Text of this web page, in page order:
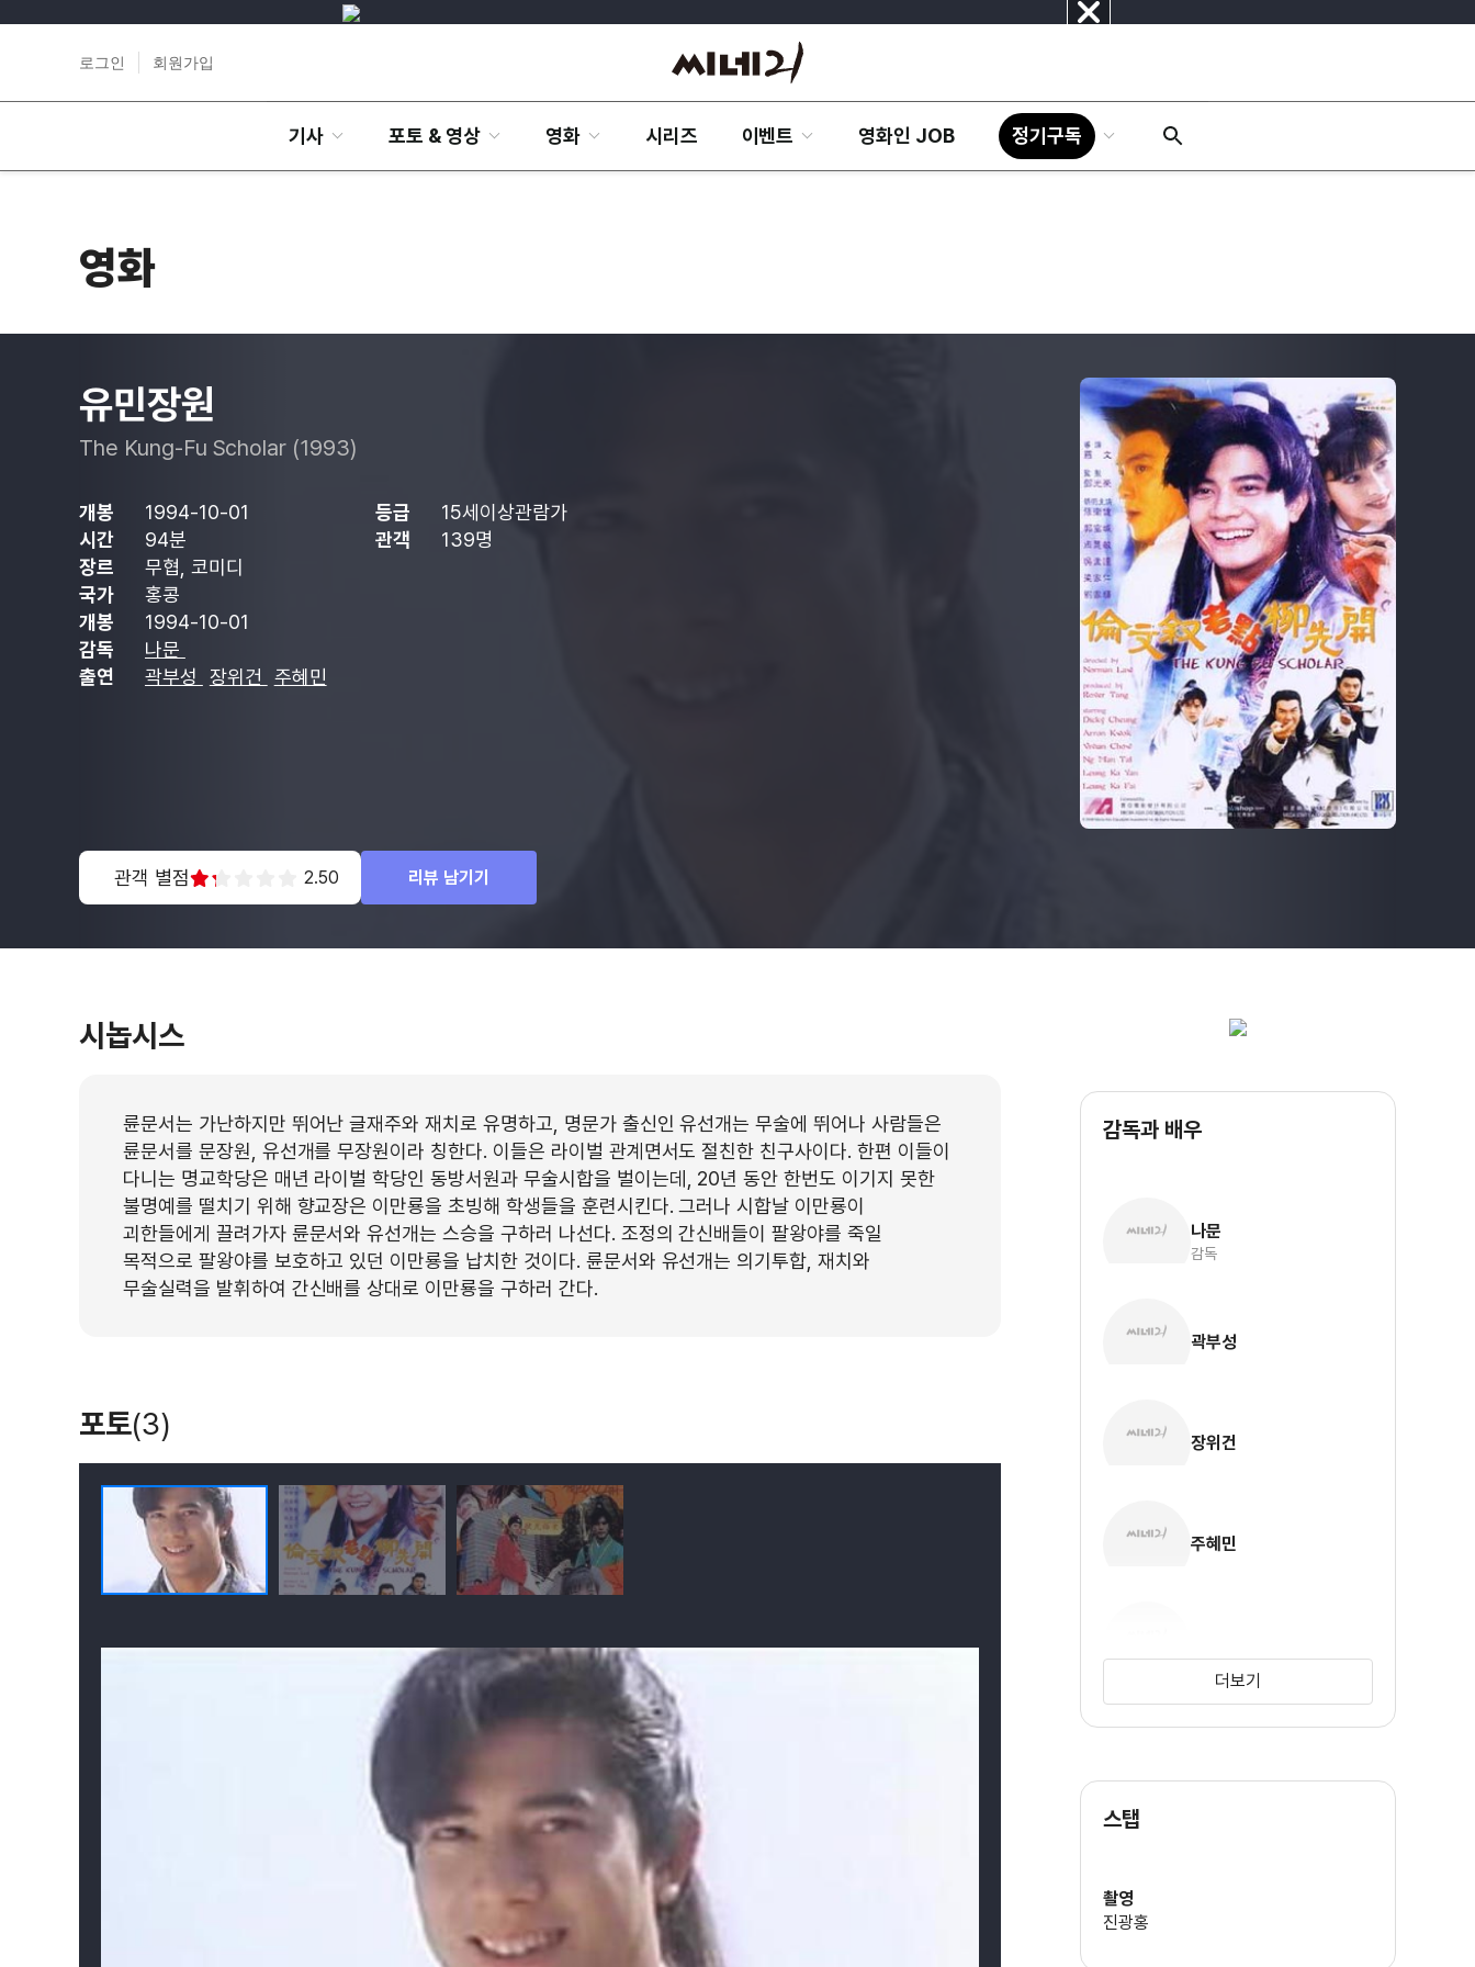
닫
로그인 회원가입
기사 포토 & 영상 영화 시리즈 이벤트 영화인 JOB 정기구독
영화
유민장원
The Kung-Fu Scholar (1993)
개봉 1994-10-01 등급
15세이상관람가
시간
94분 관객
139명
장르
무협, 코미디
국가
홍콩
개봉
1994-10-01
감독
나문
출연
곽부성 장위건 주혜민
관객 별점 2.50 리뷰 남기기
시놉시스
륜문서는 가난하지만 뛰어난 글재주와 재치로 유명하고, 명문가 출신인 유선개는 무술에 뛰어나 사람들은
륜문서를 문장원, 유선개를 무장원이라 칭한다. 이들은 라이벌 관계면서도 절친한 친구사이다. 한편 이들이
다니는 명교학당은 매년 라이벌 학당인 동방서원과 무술시합을 벌이는데, 20년 동안 한번도 이기지 못한
불명예를 떨치기 위해 향교장은 이만룡을 초빙해 학생들을 훈련시킨다. 그러나 시합날 이만룡이
괴한들에게 끌려가자 륜문서와 유선개는 스승을 구하러 나선다. 조정의 간신배들이 팔왕야를 죽일
목적으로 팔왕야를 보호하고 있던 이만룡을 납치한 것이다. 륜문서와 유선개는 의기투합, 재치와
무술실력을 발휘하여 간신배를 상대로 이만룡을 구하러 간다.
포토(3)
감독과 배우
나문
감독
곽부성
장위건
주혜민
더보기
스탭
촬영
진광홍